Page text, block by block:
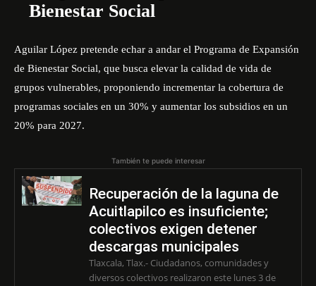
Bienestar Social
Aguilar López pretende echar a andar el Programa de Expansión
de Bienestar Social, que busca elevar la calidad de vida de
grupos vulnerables, proponiendo incrementar la cobertura de
programas sociales en un 30% y aumentar los subsidios en un
20% para 2027.
También te puede interesar
Recuperación de la laguna de
Acuitlapilco es insuficiente;
colectivos exigen detener
descargas municipales
Tlaxcala, Tlax.- Ciudadanos, comunidades y
diversos colectivos realizaron este lunes 3 de